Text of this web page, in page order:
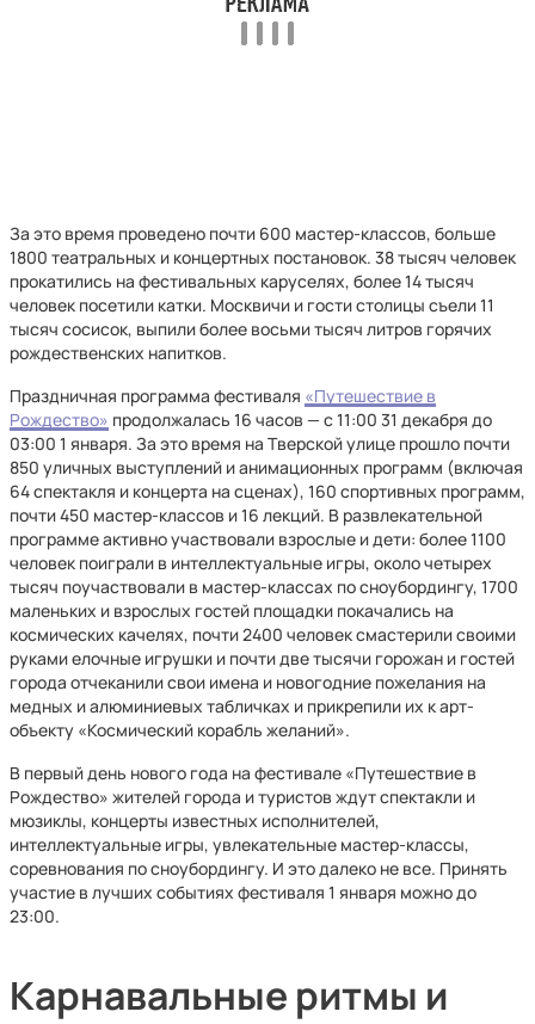
За это время проведено почти 600 мастер-классов, больше
1800 театральных и концертных постановок. 38 тысяч человек
прокатились на фестивальных каруселях, более 14 тысяч
человек посетили катки. Москвичи и гости столицы съели 11
тысяч сосисок, выпили более восьми тысяч литров горячих
рождественских напитков.
Праздничная программа фестиваля «Путешествие в
Рождество» продолжалась 16 часов — с 11:00 31 декабря до
03:00 1 января. За это время на Тверской улице прошло почти
850 уличных выступлений и анимационных программ (включая
64 спектакля и концерта на сценах), 160 спортивных программ,
почти 450 мастер-классов и 16 лекций. В развлекательной
программе активно участвовали взрослые и дети: более 1100
человек поиграли в интеллектуальные игры, около четырех
тысяч поучаствовали в мастер-классах по сноубордингу, 1700
маленьких и взрослых гостей площадки покачались на
космических качелях, почти 2400 человек смастерили своими
руками елочные игрушки и почти две тысячи горожан и гостей
города отчеканили свои имена и новогодние пожелания на
медных и алюминиевых табличках и прикрепили их к арт-
объекту «Космический корабль желаний».
В первый день нового года на фестивале «Путешествие в
Рождество» жителей города и туристов ждут спектакли и
мюзиклы, концерты известных исполнителей,
интеллектуальные игры, увлекательные мастер-классы,
соревнования по сноубордингу. И это далеко не все. Принять
участие в лучших событиях фестиваля 1 января можно до
23:00.
Карнавальные ритмы и